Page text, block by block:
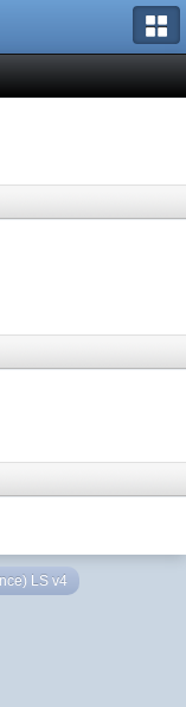
LS v4